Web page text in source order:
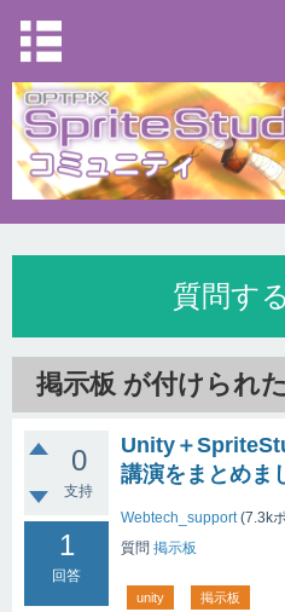
質問する
掲示板 が付けられ
0
支持
1
回答
Unity＋
講演をまとめま
Webtech_support (7.3k
質問 掲示板
unity 掲示板